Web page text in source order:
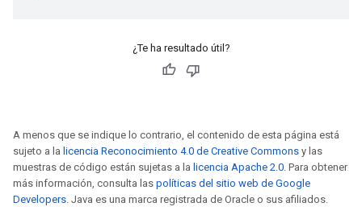
¿Te ha resultado útil?
A menos que se indique lo contrario, el contenido de esta página está
sujeto a la licencia Reconocimiento 4.0 de Creative Commons y las
muestras de código están sujetas a la licencia Apache 2.0. Para obtener
más información, consulta las políticas del sitio web de Google
Developers. Java es una marca registrada de Oracle o sus afiliados.